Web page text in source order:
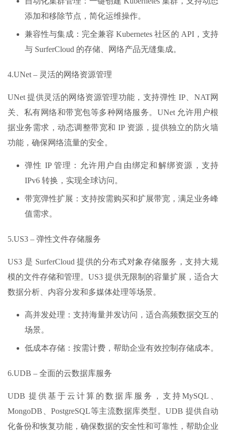
添加和移除节点，简化运维操作。
兼容性与集成：完全兼容 Kubernetes 社区的 API，支持
与 SurferCloud 的存储、网络产品无缝集成。
4.UNet – 灵活的网络资源管理
UNet 提供灵活的网络资源管理功能，支持弹性 IP、NAT网
关、私有网络和带宽包等多种网络服务。UNet 允许用户根
据业务需求，动态调整带宽和 IP 资源，提供独立的防火墙
功能，确保网络流量的安全。
弹性 IP 管理：允许用户自由绑定和解绑资源，支持
IPv6 转换，实现全球访问。
带宽弹性扩展：支持按需购买和扩展带宽，满足业务峰
值需求。
5.US3 – 弹性文件存储服务
US3 是 SurferCloud 提供的分布式对象存储服务，支持大规
模的文件存储和管理。US3 提供无限制的容量扩展，适合大
数据分析、内容分发和多媒体处理等场景。
高并发处理：支持海量并发访问，适合高频数据交互的
场景。
低成本存储：按需计费，帮助企业有效控制存储成本。
6.UDB – 全面的云数据库服务
UDB 提供基于云计算的数据库服务，支持MySQL、
MongoDB、PostgreSQL等主流数据库类型。UDB 提供自动
化备份和恢复功能，确保数据的安全性和可靠性，帮助企业